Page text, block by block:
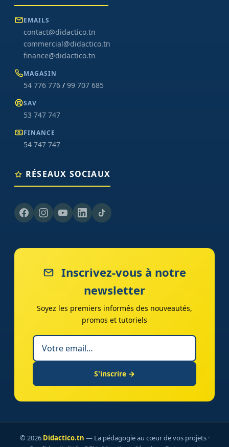
EMAILS
contact@didactico.tn
commercial@didactico.tn
finance@didactico.tn
MAGASIN
54 776 776 / 99 707 685
SAV
53 747 747
FINANCE
54 747 747
RÉSEAUX SOCIAUX
Inscrivez-vous à notre
newsletter
Soyez les premiers informés des nouveautés,
promos et tutoriels
S'inscrire →
© 2026 Didactico.tn — La pédagogie au cœur de vos projets ·